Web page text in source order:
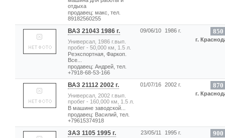
отдыха
продавец: макс, тел.
89182560255
ВАЗ 21043 1986 г.
Универсал, 1986 г.вып.
пробег - 50,000 км, 1.5 л.
Реэкспортная, Фаркоп.
Все...
продавец: Андрей, тел.
+7918-68-53-166
09/06/10 1986 г. 850
г.
ВАЗ 21112 2002 г.
Универсал, 2002 г.вып.
пробег - 160,000 км, 1.5 л.
В машине заводской...
продавец: Василий, тел.
+79615374918
01/07/16 2002 г. 870
г.
ЗАЗ 1105 1995 г. 23/05/11 1995 г. 900